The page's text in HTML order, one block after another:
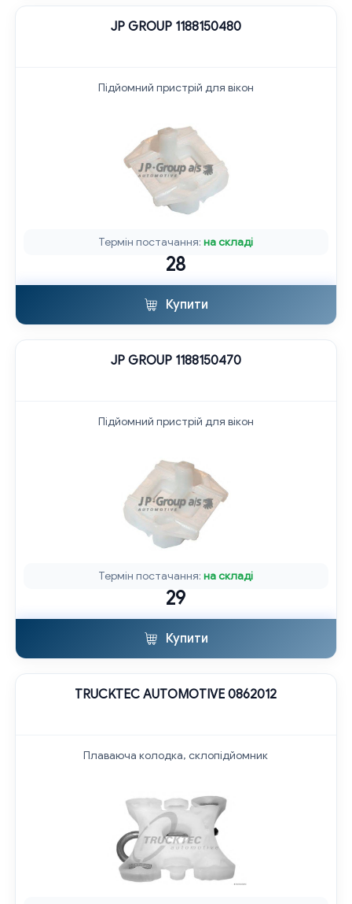
JP GROUP 1188150480
Підйомний пристрій для вікон
Термін постачання:на складі
28
Купити
JP GROUP 1188150470
Підйомний пристрій для вікон
Термін постачання:на складі
29
Купити
TRUCKTEC AUTOMOTIVE 0862012
Плаваюча колодка, склопідйомник